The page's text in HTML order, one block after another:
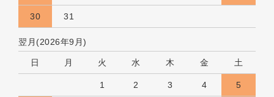
30 31
翌月(2026年9月)
日 月 火 水 木 金 土
1 2 3 4 5